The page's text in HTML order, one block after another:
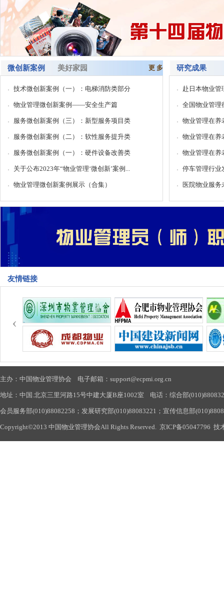
微创新案例 美好家园 更 多
技术微创新案例（一）：电梯消防类部分
物业管理微创新案例——安全生产篇
服务微创新案例（三）：新型服务项目类
服务微创新案例（二）：软性服务提升类
服务微创新案例（一）：硬件设备改善类
关于公布2023年“物业管理‘微创新’案例...
物业管理微创新案例展示（合集）
研究成果
赴日本物业管
全国物业管理
物业管理在养
物业管理在养
物业管理在养
停车管理行业
医院物业服务
友情链接
‹
主办：中国物业管理协会 电子邮箱：support@ecpmi.org.cn
地址：中国.北京三里河路15号中建大厦B座1002室 电话：综合部
会员服务部(010)88082258；发展研究部(010)88083221；宣传信息部
Copyright©2013 中国物业管理协会All Rights Reserved. 京ICP备05047796 技